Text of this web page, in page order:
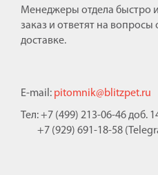
Менеджеры отдела быстро
заказ и ответят на вопросы
доставке.
E-mail: pitomnik@blitzpet.ru
Тел: +7 (499) 213-06-46 доб.
+7 (929) 691-18-58